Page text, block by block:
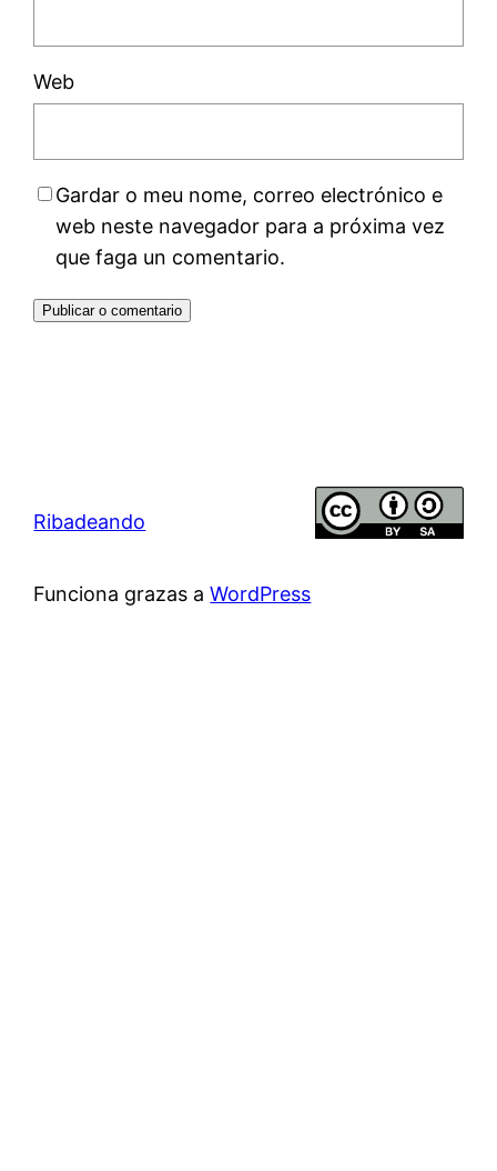
Web
Gardar o meu nome, correo electrónico e
web neste navegador para a próxima vez
que faga un comentario.
Ribadeando
Funciona grazas aWordPress